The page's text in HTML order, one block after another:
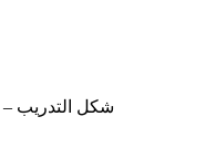
شكل التدريب –